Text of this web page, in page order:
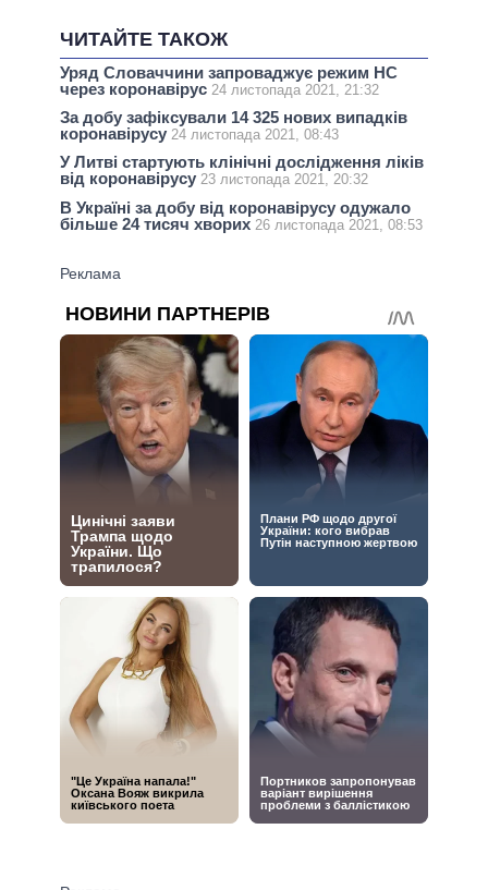
ЧИТАЙТЕ ТАКОЖ
Уряд Словаччини запроваджує режим НС
через коронавірус 24 листопада 2021, 21:32
За добу зафіксували 14 325 нових випадків
коронавірусу 24 листопада 2021, 08:43
У Литві стартують клінічні дослідження ліків
від коронавірусу 23 листопада 2021, 20:32
В Україні за добу від коронавірусу одужало
більше 24 тисяч хворих 26 листопада 2021, 08:53